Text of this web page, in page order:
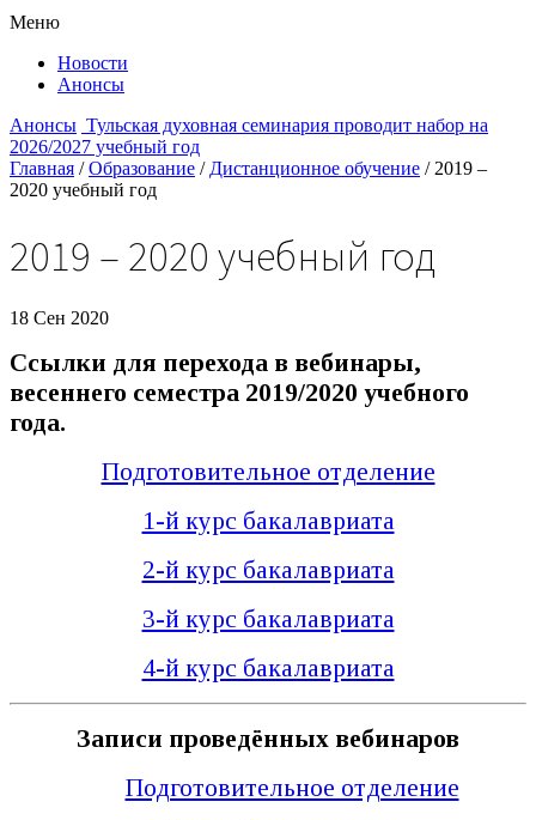
Меню
Новости
Анонсы
Анонсы Тульская духовная семинария проводит набор на
2026/2027 учебный год
Главная / Образование / Дистанционное обучение / 2019 –
2020 учебный год
2019 – 2020 учебный год
18 Сен 2020
Ссылки для перехода в вебинары,
весеннего семестра 2019/2020 учебного
года.
Подготовительное отделение
1-й курс бакалавриата
2-й курс бакалавриата
3-й курс бакалавриата
4-й курс бакалавриата
Записи проведённых вебинаров
Подготовительное отделение